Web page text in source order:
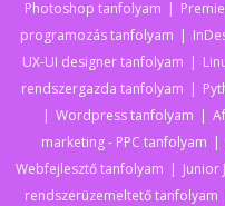
Photoshop tanfolyam
programozás tanfolyam
UX-UI designer tanfolyam
rendszergazda tanfolyam
Wordpress tanfolyam
marketing - PPC tanfolyam
Webfejlesztő tanfolyam
Junior
rendszerüzemeltető tanfolyam